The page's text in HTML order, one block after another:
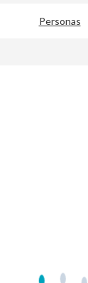
Personas